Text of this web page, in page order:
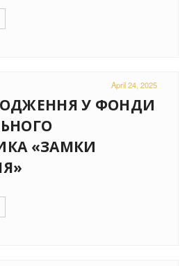
April 24, 2025
У ФОНДИ
«ЗАМКИ